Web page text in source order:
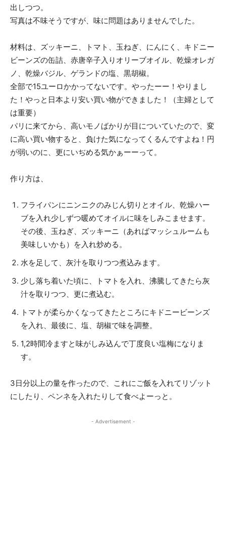
出しつつ。
写真は不味そうですが、味に問題はありませんでした。
材料は、ズッキーニ、トマト、玉ねぎ、にんにく、キドニー
ビーンズの缶詰、赤唐辛子入りオリーブオイル、乾燥オレガ
ノ、乾燥バジル、ゲランドの塩、黒胡椒。
全部で15ユーロかかってないです。やったーー！やりまし
た！やっと日本より安い買い物ができました！（主婦として
は重要）
パリに来てから、高いモノばかりが目についていたので、変
に高い買い物すると、負けた気になってくるんですよね！円
が弱いのに、更にいぢめる気かぁーーって。
作り方は、
フライパンにニンニクのみじん切りとオイル、乾燥ハー
ブを入れ少しずつ暖めてオイルに味をしみこませます。
その後、玉ねぎ、ズッキーニ（あればマッシュルームも
美味しいかも）を入れ炒める。
水を足して、灰汁を取りつつ煮込みます。
少し落ち着いた頃に、トマトを入れ、沸騰してきたら灰
汁を取りつつ、更に煮込む。
トマトが柔らかくなってきたところにキドニービーンズ
を入れ、最後に、塩、胡椒で味を調整。
1,2時間冷ますと味がしみ込んで丁度良い塩梅になりま
す。
3日分以上の量を作ったので、これにご飯を入れてリゾット
にしたり、ペンネを入れたりして食べよーっと。
- Advertisement -